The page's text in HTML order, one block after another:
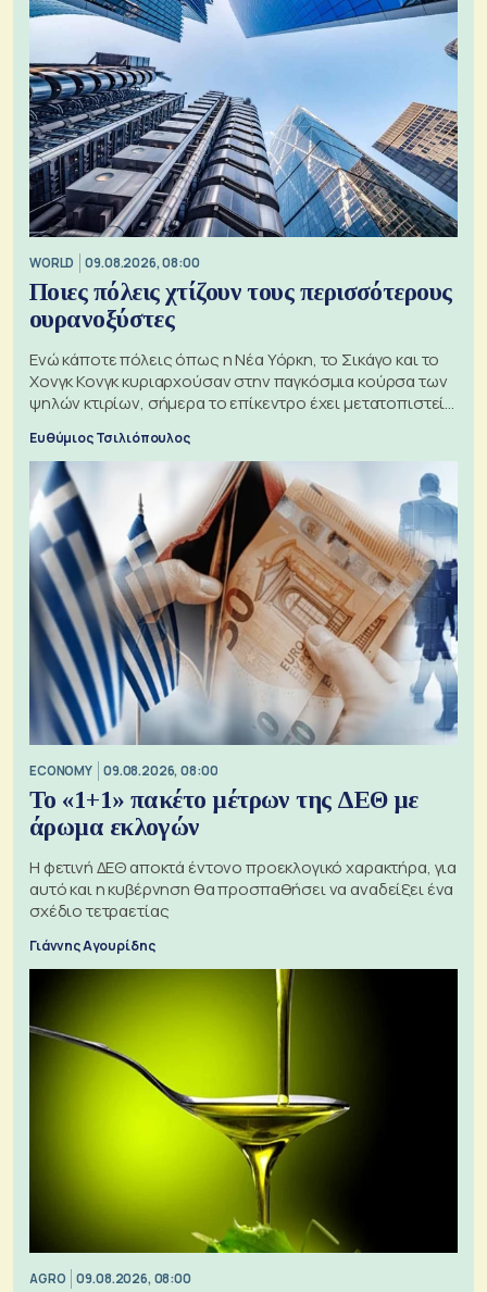
WORLD 09.08.2026, 08:00
Ποιες πόλεις χτίζουν τους περισσότερους
ουρανοξύστες
Ενώ κάποτε πόλεις όπως η Νέα Υόρκη, το Σικάγο και το
Χονγκ Κονγκ κυριαρχούσαν στην παγκόσμια κούρσα των
ψηλών κτιρίων, σήμερα το επίκεντρο έχει μετατοπιστεί
Ευθύμιος Τσιλιόπουλος
ECONOMY 09.08.2026, 08:00
Το «1+1» πακέτο μέτρων της ΔΕΘ με
άρωμα εκλογών
Η φετινή ΔΕΘ αποκτά έντονο προεκλογικό χαρακτήρα, για
αυτό και η κυβέρνηση θα προσπαθήσει να αναδείξει ένα
σχέδιο τετραετίας
Γιάννης Αγουρίδης
AGRO 09.08.2026, 08:00